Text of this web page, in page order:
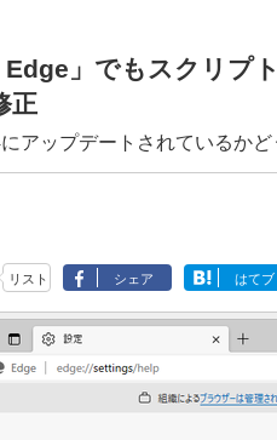
Edge」でもスクリプ
正
アップデートされているかど
リスト シェア はてブ